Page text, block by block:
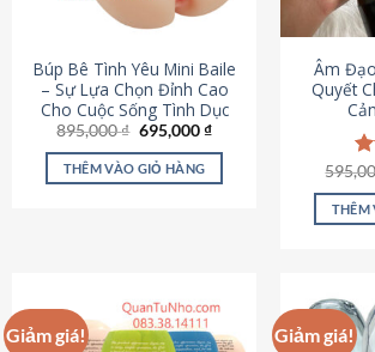
thể
chọn
trên
trang
sản
phẩm
Búp Bê Tình Yêu Mini Baile
– Sự Lựa Chọn Đỉnh Cao
Cho Cuộc Sống Tình Dục
895,000₫ Giá
là:
895,000 ₫.
695,000₫Giá
tại
THÊM VÀO GIỎ HÀNG
Âm
Quyết
5
THÊM
Giảm giá! Giảm giá!